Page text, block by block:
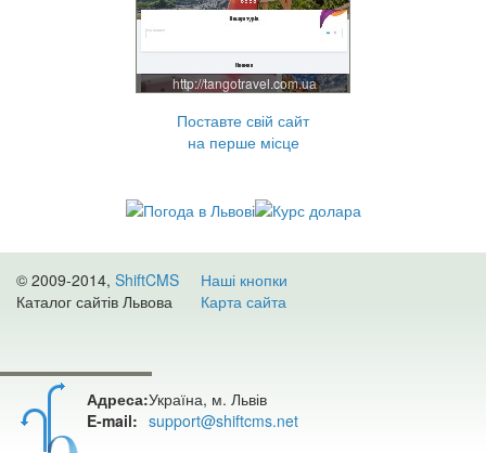
http://tangotravel.com.ua
Поставте свій сайт
на перше місце
© 2009-2014, ShiftCMS
Каталог сайтів Львова
Наші кнопки
Карта сайта
Адреса:Україна, м. Львів
E-mail: support@shiftcms.net